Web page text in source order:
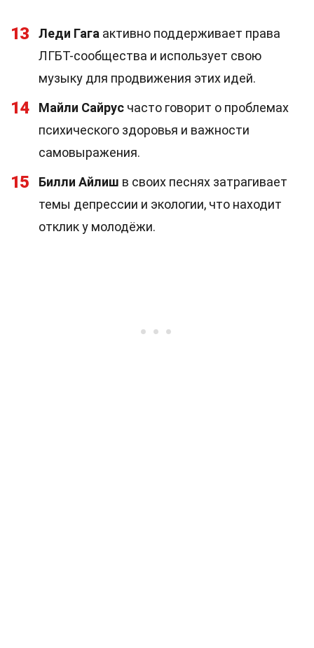
13 Леди Гага активно поддерживает права
ЛГБТ-сообщества и использует свою
музыку для продвижения этих идей.
14 Майли Сайрус часто говорит о проблемах
психического здоровья и важности
самовыражения.
15 Билли Айлиш в своих песнях затрагивает
темы депрессии и экологии, что находит
отклик у молодёжи.